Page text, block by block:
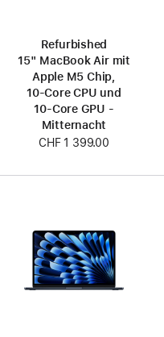
Refurbished
15" MacBook Air mit
Apple M5 Chip,
10‑Core CPU und
10‑Core GPU -
Mitternacht
CHF 1 399.00